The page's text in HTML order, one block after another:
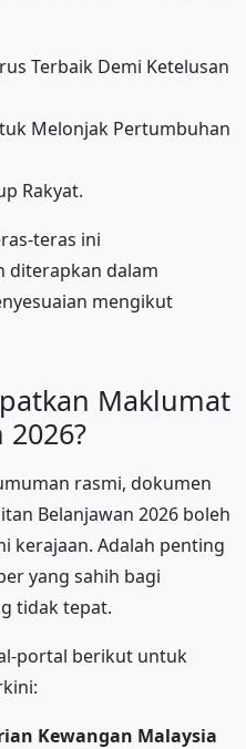
Terbaik Demi Ketelusan
Melonjak Pertumbuhan
Rakyat.
teras ini
diterapkan dalam
mengikut
Maklumat
rasmi, dokumen
Belanjawan 2026 boleh
kerajaan. Adalah penting
yang sahih bagi
tidak tepat.
portal berikut untuk
Kewangan Malaysia